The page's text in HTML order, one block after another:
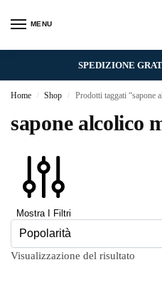
MENU
SPEDIZIONE
Home / Shop / Prodotti taggati “sapone
sapone alcolico
Mostra I Filtri
Visualizzazione del risultato